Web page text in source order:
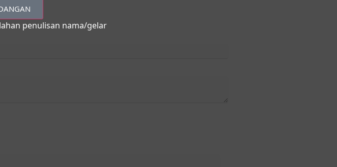
penulisan nama/gelar